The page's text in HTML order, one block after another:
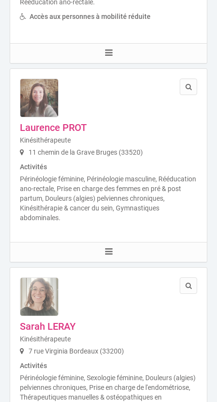
Rééducation ano-rectale.
Accès aux personnes à mobilité réduite
Laurence PROT
Kinésithérapeute
11 chemin de la Grave Bruges (33520)
Activités
Périnéologie féminine, Périnéologie masculine, Rééducation
ano-rectale, Prise en charge des femmes en pré & post
partum, Douleurs (algies) pelviennes chroniques,
Kinésithérapie & cancer du sein, Gymnastiques
abdominales.
Sarah LERAY
Kinésithérapeute
7 rue Virginia Bordeaux (33200)
Activités
Périnéologie féminine, Sexologie féminine, Douleurs (algies)
pelviennes chroniques, Prise en charge de l'endométriose,
Thérapeutiques manuelles & ostéopathiques en